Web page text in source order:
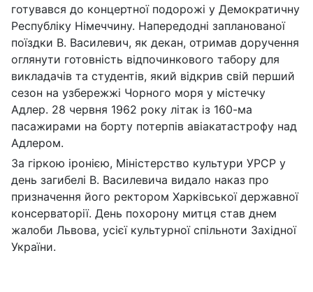
готувався до концертної подорожі у Демократичну
Республіку Німеччину. Напередодні запланованої
поїздки В. Василевич, як декан, отримав доручення
оглянути готовність відпочинкового табору для
викладачів та студентів, який відкрив свій перший
сезон на узбережжі Чорного моря у містечку
Адлер. 28 червня 1962 року літак із 160-ма
пасажирами на борту потерпів авіакатастрофу над
Адлером.
За гіркою іронією, Міністерство культури УРСР у
день загибелі В. Василевича видало наказ про
призначення його ректором Харківської державної
консерваторії. День похорону митця став днем
жалоби Львова, усієї культурної спільноти Західної
України.